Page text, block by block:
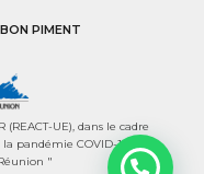
PIMENT
UE), dans le cadre
pandémie COVID-19.
"